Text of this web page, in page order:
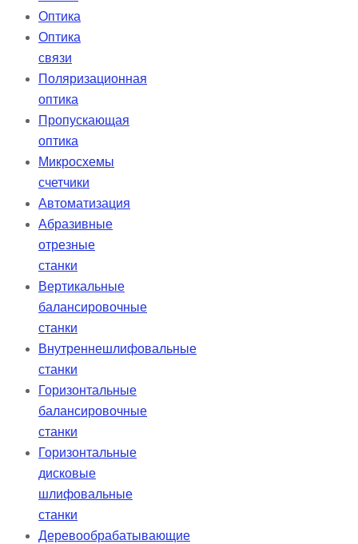
Оптика
Оптика
связи
Поляризационная
оптика
Пропускающая
оптика
Микросхемы
счетчики
Автоматизация
Абразивные
отрезные
станки
Вертикальные
балансировочные
станки
Внутреннешлифовальные
станки
Горизонтальные
балансировочные
станки
Горизонтальные
дисковые
шлифовальные
станки
Деревообрабатывающие